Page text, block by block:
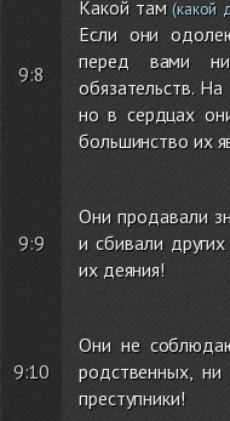
9:8
Какой там(какой
Если они
перед вами
обязательств.
но в сердцах
большинство их
9:9
Они продавали
и сбивали
их деяния!
9:10
Они не
родственных,
преступники!